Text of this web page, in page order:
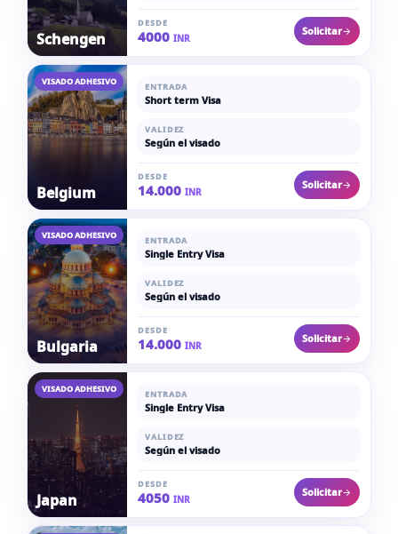
Schengen
DESDE
4000 INR
Solicitar
VISADO ADHESIVO
Belgium
ENTRADA
Short term Visa
VALIDEZ
Según el visado
DESDE
14.000 INR
Solicitar
VISADO ADHESIVO
Bulgaria
ENTRADA
Single Entry Visa
VALIDEZ
Según el visado
DESDE
14.000 INR
Solicitar
VISADO ADHESIVO
Japan
ENTRADA
Single Entry Visa
VALIDEZ
Según el visado
DESDE
4050 INR
Solicitar